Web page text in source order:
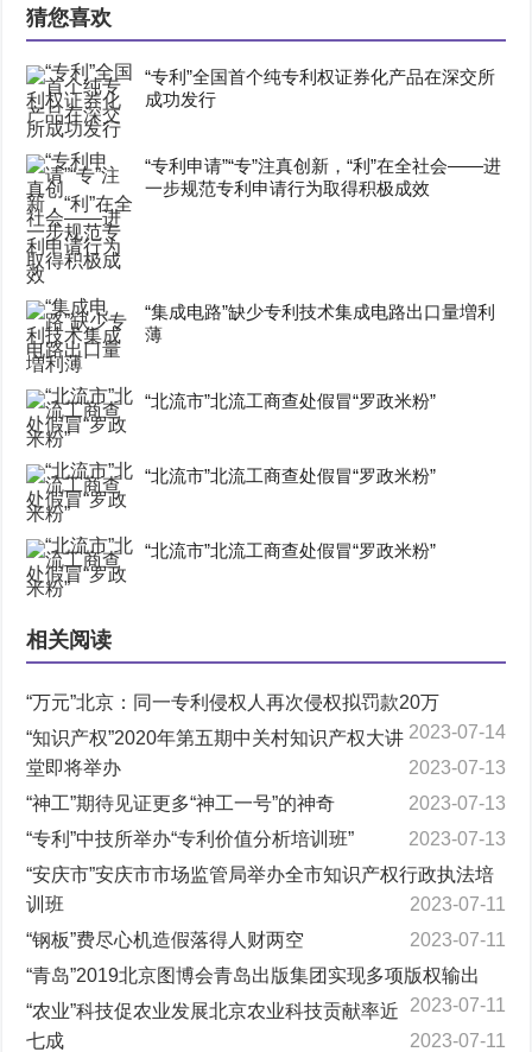
猜您喜欢
“专利”全国首个纯专利权证券化产品在深交所
成功发行
“专利申请”“专”注真创新，“利”在全社会——进
一步规范专利申请行为取得积极成效
“集成电路”缺少专利技术集成电路出口量増利
薄
“北流市”北流工商查处假冒“罗政米粉”
“北流市”北流工商查处假冒“罗政米粉”
“北流市”北流工商查处假冒“罗政米粉”
相关阅读
“万元”北京：同一专利侵权人再次侵权拟罚款20万
2023-07-14
“知识产权”2020年第五期中关村知识产权大讲
堂即将举办
2023-07-13
“神工”期待见证更多“神工一号”的神奇
2023-07-13
“专利”中技所举办“专利价值分析培训班”
2023-07-13
“安庆市”安庆市市场监管局举办全市知识产权行政执法培
训班
2023-07-11
“钢板”费尽心机造假落得人财两空
2023-07-11
“青岛”2019北京图博会青岛出版集团实现多项版权输出
2023-07-11
“农业”科技促农业发展北京农业科技贡献率近
七成
2023-07-11